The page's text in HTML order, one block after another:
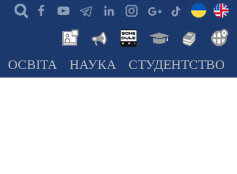
ОСВІТА НАУКА СТУДЕНТСТВО